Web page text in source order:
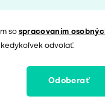
so spracovaním
kedykoľvek odvolať.
Odoberať